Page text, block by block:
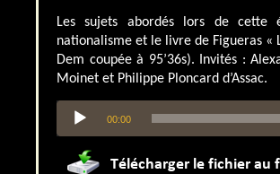
Les sujets abordés lors de cette
nationalisme et le livre de Figueras «
Dem coupée à 95’36s). Invités :
Moinet et Philippe Ploncard d’Assac.
Lecteur
audio
00:00